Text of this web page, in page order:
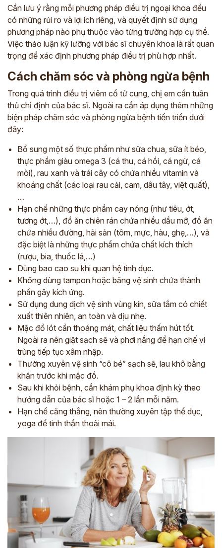
Cần lưu ý rằng mỗi phương pháp điều trị ngoại khoa đều
có những rủi ro và lợi ích riêng, và quyết định sử dụng
phương pháp nào phụ thuộc vào từng trường hợp cụ thể.
Việc thảo luận kỹ lưỡng với bác sĩ chuyên khoa là rất quan
trọng để xác định phương pháp điều trị phù hợp nhất.
Cách chăm sóc và phòng ngừa bệnh
Trong quá trình điều trị viêm cổ tử cung, chị em cần tuân
thủ chỉ định của bác sĩ. Ngoài ra cần áp dụng thêm những
biện pháp chăm sóc và phòng ngừa bệnh tiến triển dưới
đây:
Bổ sung một số thực phẩm như sữa chua, sữa ít béo,
thực phẩm giàu omega 3 (cá thu, cá hồi, cá ngừ, cá
mòi), rau xanh và trái cây có chứa nhiều vitamin và
khoáng chất (các loại rau cải, cam, dâu tây, việt quất),
…
Hạn chế những thực phẩm cay nóng (như tiêu, ớt,
tương ớt,…), đồ ăn chiên rán chứa nhiều dầu mỡ, đồ ăn
chứa nhiều đường, hải sản (tôm, mực, hàu, ghẹ,…), và
đặc biệt là những thực phẩm chứa chất kích thích
(rượu, bia, thuốc lá,…)
Dùng bao cao su khi quan hệ tình dục.
Không dùng tampon hoặc băng vệ sinh chứa thành
phần gây kích ứng.
Sử dụng dung dịch vệ sinh vùng kín, sữa tắm có chiết
xuất thiên nhiên, an toàn và dịu nhẹ.
Mặc đồ lót cần thoáng mát, chất liệu thấm hút tốt.
Ngoài ra nên giặt sạch sẽ và phơi nắng để hạn chế vi
trùng tiếp tục xâm nhập.
Thường xuyên vệ sinh “cô bé” sạch sẽ, lau khô bằng
khăn trước khi mặc đồ.
Sau khi khỏi bệnh, cần khám phụ khoa định kỳ theo
hướng dẫn của bác sĩ hoặc 1 – 2 lần mỗi năm.
Hạn chế căng thẳng, nên thường xuyên tập thể dục,
yoga để tinh thần thoải mái.
ĐĂNG KÝ TƯ VẤN
THĂM KHÁM
CÙNG CHUYÊN GIA Y HỌC CỔ TRUYỀN
*
*
ĐĂNG KÝ TƯ VẤN »
ĐĂNG KÝ ĐẾN KHÁM TRỰC TIẾP